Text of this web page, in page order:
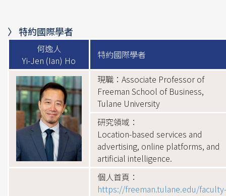
〉 特約國際學者
何逸人
Yi-Jen (Ian) Ho
特約國際學者
現職：Associate Professor of
Freeman School of Business,
Tulane University
研究領域：
Location-based services and
advertising, online platforms, and
artificial intelligence.
個人首頁：
https://freeman.tulane.edu/faculty-